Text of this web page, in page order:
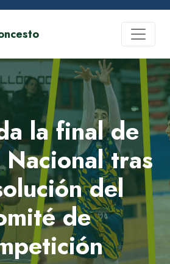
la final de
Nacional tras
del
de